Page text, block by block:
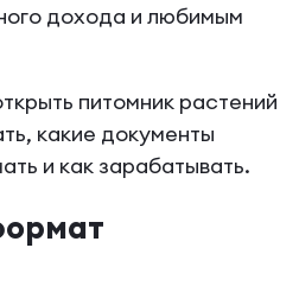
дохода и любимым
питомник растений
какие документы
и как зарабатывать.